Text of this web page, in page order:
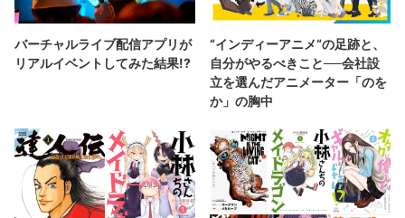
バーチャルライブ配信アプリが
リアルイベントしてみた結果!?
“インディーアニメ“の足跡と、
自分がやるべきこと──会社設
立を選んだアニメーター「のを
か」の胸中